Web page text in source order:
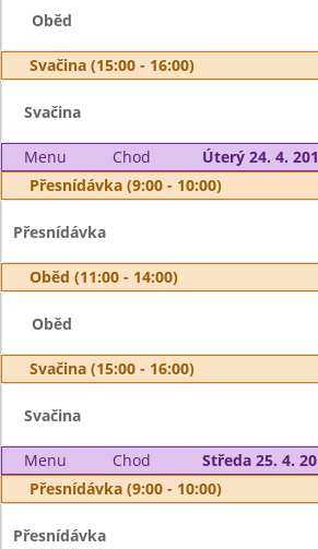
Oběd
Svačina (15:00 - 16:00)
Svačina
Menu Chod
Úterý 24. 4.
Přesnídávka (9:00 - 10:00)
Přesnídávka
Oběd (11:00 - 14:00)
Oběd
Svačina (15:00 - 16:00)
Svačina
Menu Chod
Středa 25. 4.
Přesnídávka (9:00 - 10:00)
Přesnídávka